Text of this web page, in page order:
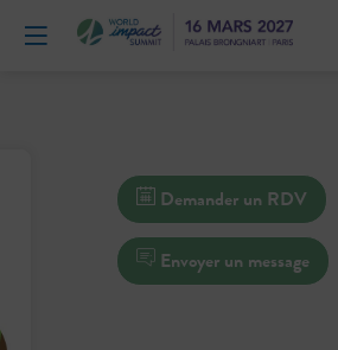
Demander un RDV
Envoyer un message